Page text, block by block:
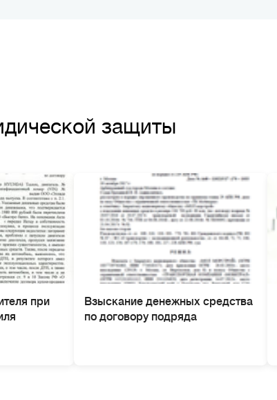
защиты
при
Взыскание денежных средства
по договору подряда